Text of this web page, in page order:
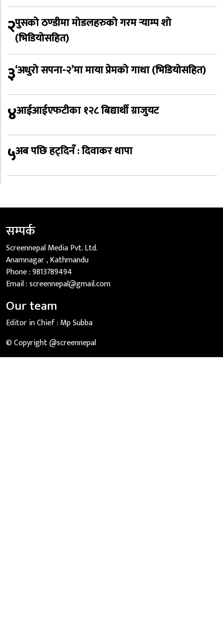
२पुसको ठण्डीमा मोडलहरुको गरम र्‍याम्प शो
(भिडियोसहित)
३‘अधुरो सपना-२’मा माया प्रेमको गाथा (भिडियोसहित)
४आईआईएफटीका १२८ बिद्यार्थी ग्राजुयट
५अब पछि हट्दिनँ : दिवाकर थापा
सम्पर्क
Screennepal Media Pvt. Ltd.
Anamnagar , Kathmandu
Phone :9813789494
Email :screennepal@gmail.com
Our team
Editor in Chief : Mp Subba
© Copyright @screennepal